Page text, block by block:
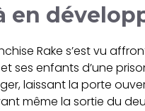
en
Rake s’est vu
ses enfants d’une
laissant la porte
même la sortie du